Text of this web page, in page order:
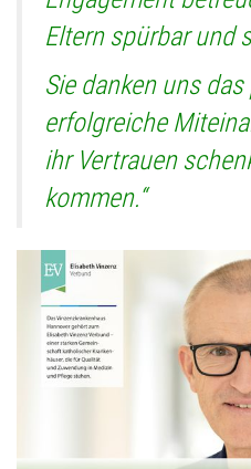
Eltern spürbar und
Sie danken uns
erfolgreiche
ihr Vertrauen
kommen.“